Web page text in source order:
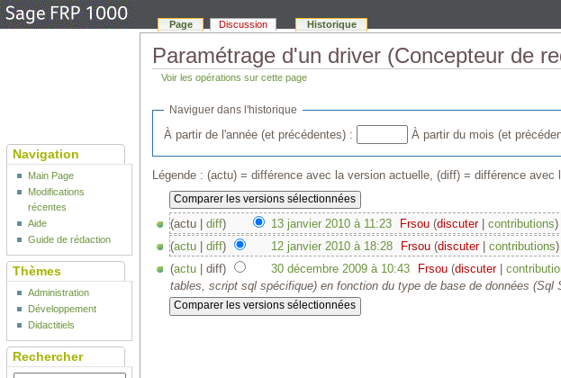
Paramétrage d'un driver (Concepteur de
Voir les opérations sur cette page
Naviguer dans l'historique
À partir de l'année (et précédentes) : À partir du mois (et
Légende : (actu) = différence avec la version actuelle, (diff) = différence avec
(actu | diff) 13 janvier 2010 à 11:23‎ Frsou (discuter| contributions)
(actu| diff) 12 janvier 2010 à 18:28‎ Frsou (discuter| contributions)
(actu| diff) 30 décembre 2009 à 10:43‎ Frsou (discuter|
tables, script sql spécifique) en fonction du type de base de données (Sql
Page Discussion Historique
Navigation
Main Page
Modifications
récentes
Aide
Guide de rédaction
Thèmes
Administration
Développement
Didactitiels
Rechercher